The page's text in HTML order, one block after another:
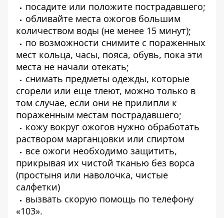
посадите или положите пострадавшего;
обливайте места ожогов большим
количеством воды (не менее 15 минут);
по возможности снимите с пораженных
мест кольца, часы, пояса, обувь, пока эти
места не начали отекать;
снимать предметы одежды, которые
сгорели или еще тлеют, можно только в
том случае, если они не прилипли к
пораженным местам пострадавшего;
кожу вокруг ожогов нужно обработать
раствором марганцовки или спиртом
все ожоги необходимо защитить,
прикрывая их чистой тканью без ворса
(простыня или наволочка, чистые
салфетки)
вызвать скорую помощь по телефону
«103».